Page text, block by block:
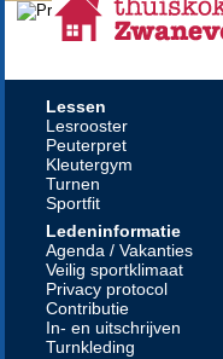
Lessen
Lesrooster
Peuterpret
Kleutergym
Turnen
Sportfit
Ledeninformatie
Agenda / Vakanties
Veilig sportklimaat
Privacy protocol
Contributie
In- en uitschrijven
Turnkleding